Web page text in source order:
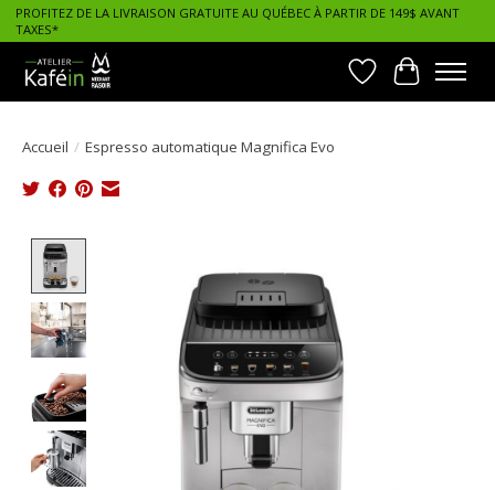
PROFITEZ DE LA LIVRAISON GRATUITE AU QUÉBEC À PARTIR DE 149$ AVANT
TAXES*
Liste dePanier
Accueil / Espresso automatique Magnifica Evo